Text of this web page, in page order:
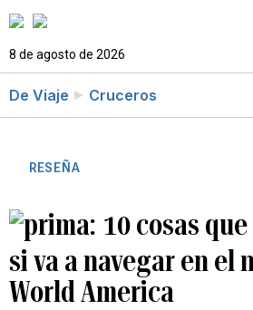
8 de agosto de 2026
De Viaje Cruceros
RESEÑA
10 cosas
si va a navegar en el
World America